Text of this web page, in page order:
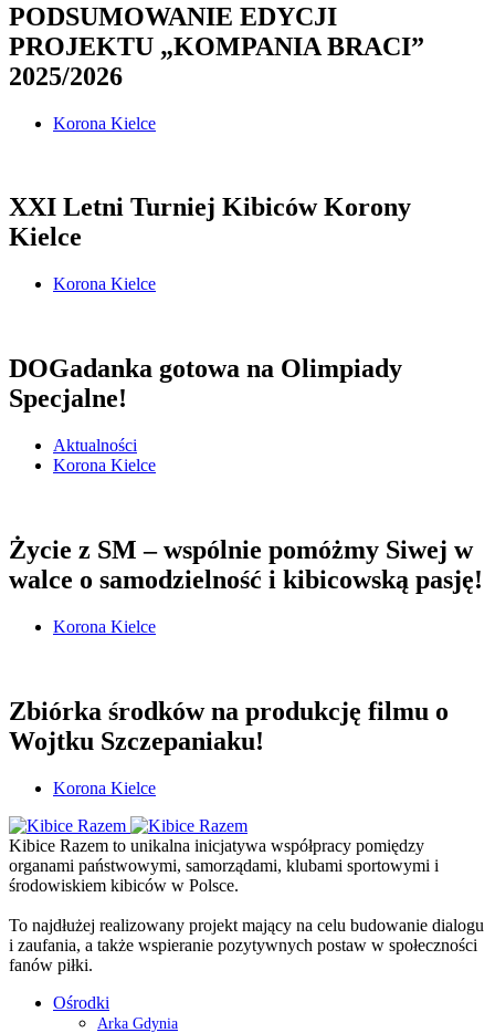
PODSUMOWANIE EDYCJI
PROJEKTU „KOMPANIA BRACI”
2025/2026
Korona Kielce
XXI Letni Turniej Kibiców Korony
Kielce
Korona Kielce
DOGadanka gotowa na Olimpiady
Specjalne!
Aktualności
Korona Kielce
Życie z SM – wspólnie pomóżmy Siwej w
walce o samodzielność i kibicowską pasję!
Korona Kielce
Zbiórka środków na produkcję filmu o
Wojtku Szczepaniaku!
Korona Kielce
Kibice Razem to unikalna inicjatywa współpracy pomiędzy
organami państwowymi, samorządami, klubami sportowymi i
środowiskiem kibiców w Polsce.
To najdłużej realizowany projekt mający na celu budowanie dialogu
i zaufania, a także wspieranie pozytywnych postaw w społeczności
fanów piłki.
Ośrodki
Arka Gdynia